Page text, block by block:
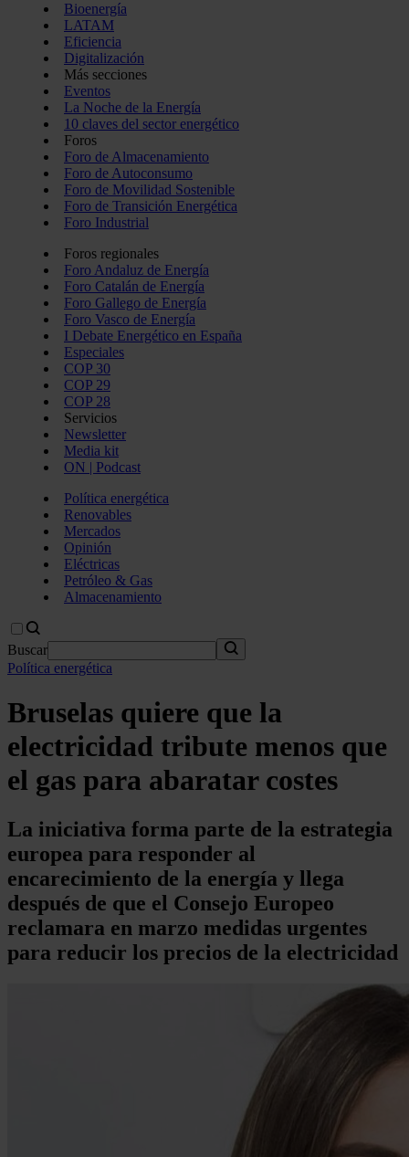
Bioenergía
LATAM
Eficiencia
Digitalización
Más secciones
Eventos
La Noche de la Energía
10 claves del sector energético
Foros
Foro de Almacenamiento
Foro de Autoconsumo
Foro de Movilidad Sostenible
Foro de Transición Energética
Foro Industrial
Foros regionales
Foro Andaluz de Energía
Foro Catalán de Energía
Foro Gallego de Energía
Foro Vasco de Energía
I Debate Energético en España
Especiales
COP 30
COP 29
COP 28
Servicios
Newsletter
Media kit
ON | Podcast
Política energética
Renovables
Mercados
Opinión
Eléctricas
Petróleo & Gas
Almacenamiento
Buscar
Política energética
Bruselas quiere que la
electricidad tribute menos que
el gas para abaratar costes
La iniciativa forma parte de la estrategia
europea para responder al
encarecimiento de la energía y llega
después de que el Consejo Europeo
reclamara en marzo medidas urgentes
para reducir los precios de la electricidad